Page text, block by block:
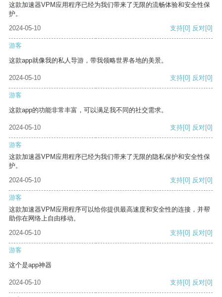
这款加速器VPM应用程序已经为我们带来了无限的流畅体验和安全性保
护。
2024-05-10
支持[0] 反对[0]
游客
这款app就像我的私人导游，带我领略世界各地的美景。
2024-05-10 支持[0] 反对[0]
游客
这款app的功能非常丰富，可以满足我不同的社交需求。
2024-05-10 支持[0] 反对[0]
游客
这款加速器VPM应用程序已经为我们带来了无限的隐私保护和安全性保
护。
2024-05-10
支持[0] 反对[0]
游客
这款加速器VPM应用程序可以给你提供最高速度和安全性的连接，并帮
助你在网络上自由移动。
2024-05-10
支持[0] 反对[0]
游客
这个是app神器
2024-05-10 支持[0] 反对[0]